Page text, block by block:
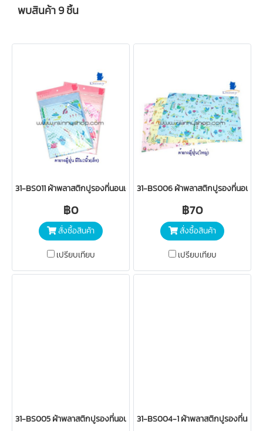
พบสินค้า 9 ชิ้น
31-BS011 ผ้าพลาสติกปูรองที่นอนเด็ก (ญี่ปุ่นเล็ก มีริม 2 นิ้ว)
฿0
สั่งซื้อสินค้า
เปรียบเทียบ
31-BS006 ผ้าพลาสติกปูรองที่นอนเ
฿70
สั่งซื้อสินค้า
เปรียบเทียบ
31-BS005 ผ้าพลาสติกปูรองที่นอนเด็ก (ญี่ปุ่นเล็ก) ตรา Rainny
31-BS004-1 ผ้าพลาสติกปูรองที่นอนเ